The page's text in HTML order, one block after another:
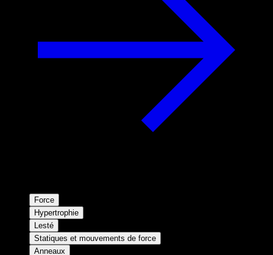
Force
Hypertrophie
Lesté
Statiques et mouvements de force
Anneaux